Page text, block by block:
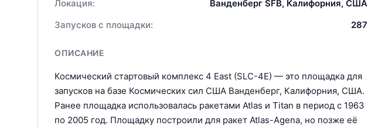
Локация:
Ванденберг SFB, Калифорния, США
Запусков с площадки:
287
ОПИСАНИЕ
Космический стартовый комплекс 4 East (SLC-4E) — это площадка для
запусков на базе Космических сил США Ванденберг, Калифорния, США.
Ранее площадка использовалась ракетами Atlas и Titan в период с 1963
по 2005 год. Площадку построили для ракет Atlas-Agena, но позже её